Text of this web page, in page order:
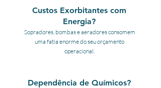
Custos Exorbitantes com
Energia?
Sopradores, bombas e aeradores consomem
uma fatia enorme do seu orçamento
operacional.
Dependência de Químicos?